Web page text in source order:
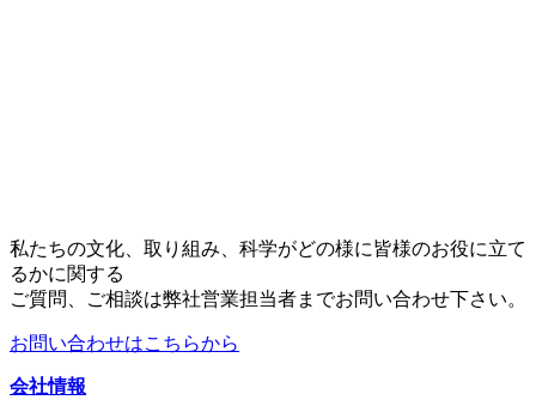
私たちの文化、取り組み、科学がどの様に皆様のお役に立て
るかに関する
ご質問、ご相談は弊社営業担当者までお問い合わせ下さい。
お問い合わせはこちらから
会社情報